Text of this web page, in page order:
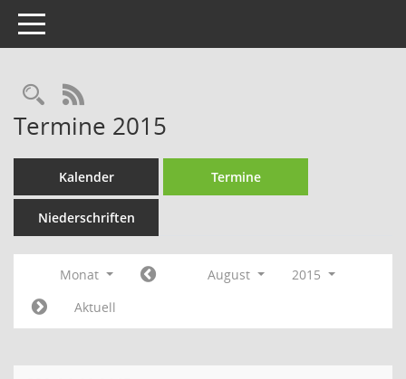
Toggle navigation
Rechercheauswahl
RSS-Feed
Termine 2015
Kalender Termine
Niederschriften
Monat August
2015
Aktuell